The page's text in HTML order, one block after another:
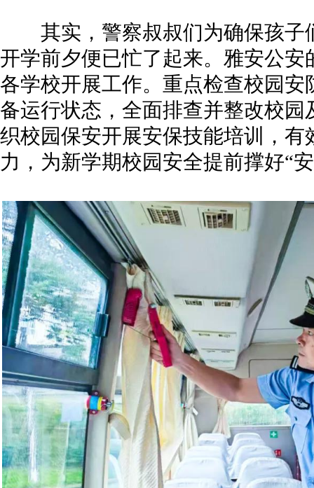
其实，警察叔叔们为确保孩子
开学前夕便已忙了起来。雅安公
各学校开展工作。重点检查校园
备运行状态，全面排查并整改校
织校园保安开展安保技能培训，
力，为新学期校园安全提前撑好“